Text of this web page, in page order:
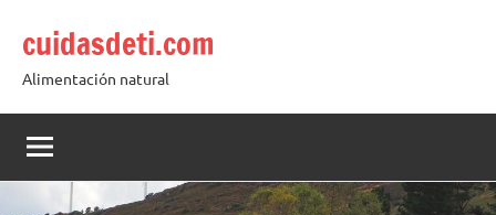
contenido
cuidasdeti.com
Alimentación natural